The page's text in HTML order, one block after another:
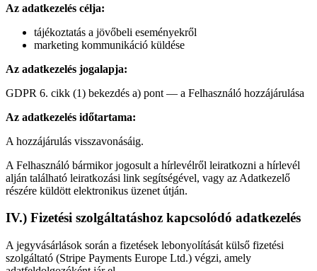
Az adatkezelés célja:
tájékoztatás a jövőbeli eseményekről
marketing kommunikáció küldése
Az adatkezelés jogalapja:
GDPR 6. cikk (1) bekezdés a) pont — a Felhasználó hozzájárulása
Az adatkezelés időtartama:
A hozzájárulás visszavonásáig.
A Felhasználó bármikor jogosult a hírlevélről leiratkozni a hírlevél
alján található leiratkozási link segítségével, vagy az Adatkezelő
részére küldött elektronikus üzenet útján.
IV.) Fizetési szolgáltatáshoz kapcsolódó adatkezelés
A jegyvásárlások során a fizetések lebonyolítását külső fizetési
szolgáltató (Stripe Payments Europe Ltd.) végzi, amely